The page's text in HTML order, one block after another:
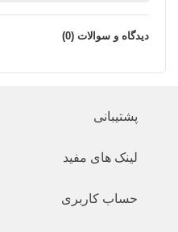
دیدگاه و سوالات (0)
پشتیبانی
لینک های مفید
حساب کاربری